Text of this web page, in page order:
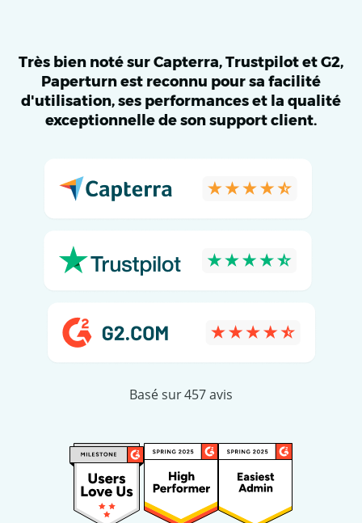
Très bien noté sur Capterra, Trustpilot et G2,
Paperturn est reconnu pour sa facilité
d'utilisation, ses performances et la qualité
exceptionnelle de son support client.
Basé sur 457 avis